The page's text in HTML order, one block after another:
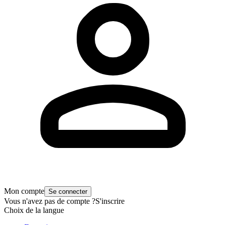
Mon compte Se connecter
Vous n'avez pas de compte ?S'inscrire
Choix de la langue